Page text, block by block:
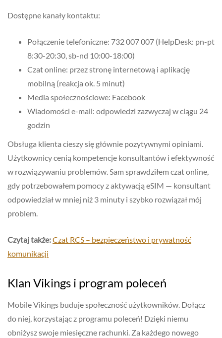
Dostępne kanały kontaktu:
Połączenie telefoniczne: 732 007 007 (HelpDesk: pn-pt
8:30-20:30, sb-nd 10:00-18:00)
Czat online: przez stronę internetową i aplikację
mobilną (reakcja ok. 5 minut)
Media społecznościowe: Facebook
Wiadomości e-mail: odpowiedzi zazwyczaj w ciągu 24
godzin
Obsługa klienta cieszy się głównie pozytywnymi opiniami.
Użytkownicy cenią kompetencje konsultantów i efektywność
w rozwiązywaniu problemów. Sam sprawdziłem czat online,
gdy potrzebowałem pomocy z aktywacją eSIM — konsultant
odpowiedział w mniej niż 3 minuty i szybko rozwiązał mój
problem.
Czytaj także:Czat RCS – bezpieczeństwo i prywatność
komunikacji
Klan Vikings i program poleceń
Mobile Vikings buduje społeczność użytkowników. Dołącz
do niej, korzystając z programu poleceń! Dzięki niemu
obniżysz swoje miesięczne rachunki. Za każdego nowego